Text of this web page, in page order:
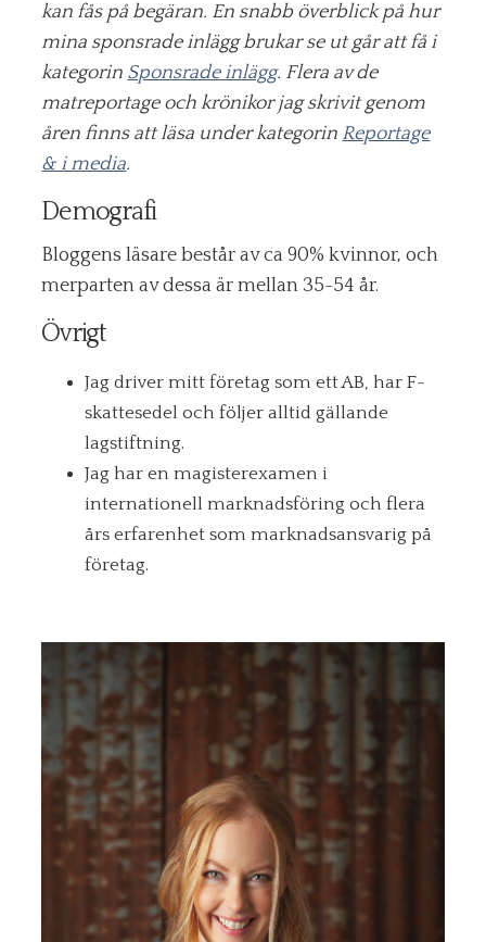
kan fås på begäran. En snabb överblick på hur
mina sponsrade inlägg brukar se ut går att få i
kategorin Sponsrade inlägg. Flera av de
matreportage och krönikor jag skrivit genom
åren finns att läsa under kategorin Reportage
& i media.
Demografi
Bloggens läsare består av ca 90% kvinnor, och
merparten av dessa är mellan 35-54 år.
Övrigt
Jag driver mitt företag som ett AB, har F-
skattesedel och följer alltid gällande
lagstiftning.
Jag har en magisterexamen i
internationell marknadsföring och flera
års erfarenhet som marknadsansvarig på
företag.